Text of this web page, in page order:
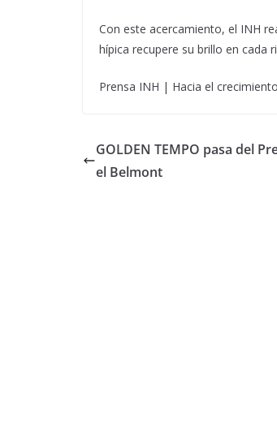
Con este acercamiento, el INH
hípica recupere su brillo en cada
Prensa INH | Hacia el
GOLDEN TEMPO pasa del
el Belmont